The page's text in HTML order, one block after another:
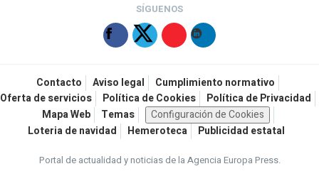
SÍGUENOS
Contacto Aviso legal
Cumplimiento normativo
Oferta de servicios
Política de Cookies
Política de Privacidad
Mapa Web
Temas
Configuración de Cookies
Loteria de navidad
Hemeroteca Publicidad estatal
Portal de actualidad y noticias de la Agencia Europa Press.